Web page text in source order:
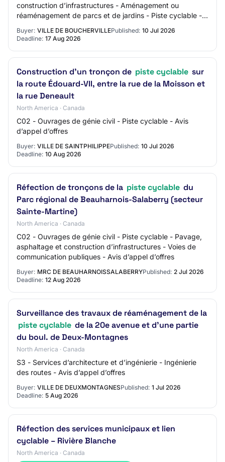
construction d’infrastructures - Aménagement ou
réaménagement de parcs et de jardins - Piste cyclable -
Buyer: VILLE DE BOUCHERVILLEPublished: 10 Jul 2026
Deadline: 17 Aug 2026
Construction d’un tronçon de piste cyclable sur
la route Édouard-VII, entre la rue de la Moisson et
la rue Deneault
North America · Canada
C02 - Ouvrages de génie civil - Piste cyclable - Avis
d’appel d’offres
Buyer: VILLE DE SAINTPHILIPPEPublished: 10 Jul 2026
Deadline: 10 Aug 2026
Réfection de tronçons de la piste cyclable du
Parc régional de Beauharnois-Salaberry (secteur
Sainte-Martine)
North America · Canada
C02 - Ouvrages de génie civil - Piste cyclable - Pavage,
asphaltage et construction d’infrastructures - Voies de
communication publiques - Avis d’appel d’offres
Buyer: MRC DE BEAUHARNOISSALABERRYPublished: 2 Jul 2026
Deadline: 12 Aug 2026
Surveillance des travaux de réaménagement de la
piste cyclable de la 20e avenue et d'une partie
du boul. de Deux-Montagnes
North America · Canada
S3 - Services d’architecture et d’ingénierie - Ingénierie
des routes - Avis d’appel d’offres
Buyer: VILLE DE DEUXMONTAGNESPublished: 1 Jul 2026
Deadline: 5 Aug 2026
Réfection des services municipaux et lien
cyclable – Rivière Blanche
North America · Canada